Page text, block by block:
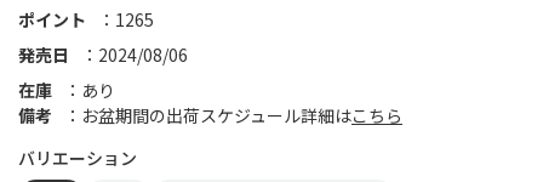
発売日 2024/08/06
ポイント 1265
在庫
あり
備考
お盆期間の出荷スケジュール詳細はこちら